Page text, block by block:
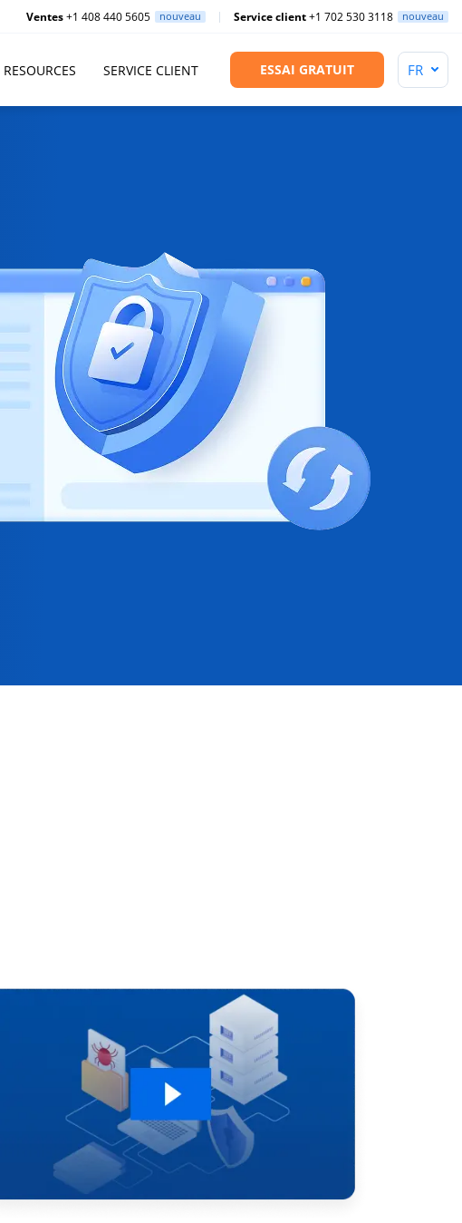
Ventes+1 408 440 5605 nouveau Service client+1 702 530 3118 nouveau
RESOURCES SERVICE CLIENT ESSAI GRATUIT